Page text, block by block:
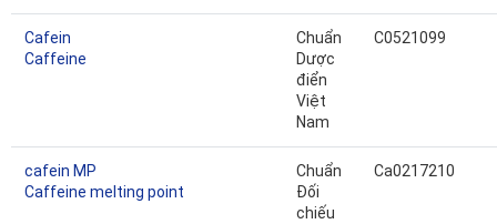
Cafein
Caffeine
Chuẩn
Dược
điển
Việt
Nam
C0521099
cafein MP
Caffeine melting point
Chuẩn
Đối
chiếu
Ca0217210